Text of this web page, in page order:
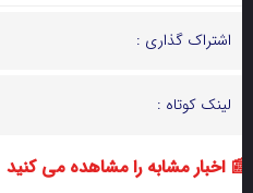
اشتراک گذاری :
لینک کوتاه :
اخبار مشابه را مشاهده می کنید